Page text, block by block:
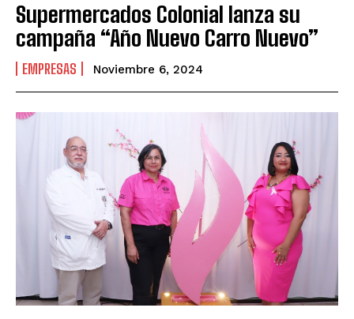
Supermercados Colonial lanza su
campaña “Año Nuevo Carro Nuevo”
EMPRESAS Noviembre 6, 2024